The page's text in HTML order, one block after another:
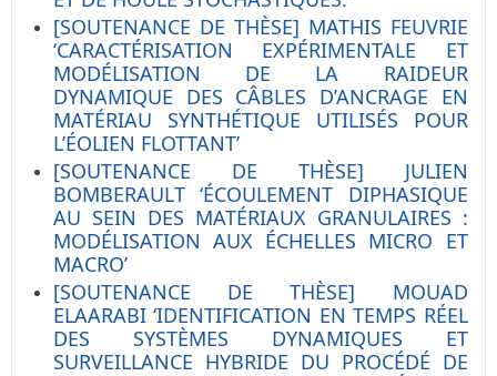
[SOUTENANCE DE THÈSE] MATHIS FEUVRIE
‘CARACTÉRISATION EXPÉRIMENTALE ET
MODÉLISATION DE LA RAIDEUR
DYNAMIQUE DES CÂBLES D’ANCRAGE EN
MATÉRIAU SYNTHÉTIQUE UTILISÉS POUR
L’ÉOLIEN FLOTTANT’
[SOUTENANCE DE THÈSE] JULIEN
BOMBERAULT ‘ÉCOULEMENT DIPHASIQUE
AU SEIN DES MATÉRIAUX GRANULAIRES :
MODÉLISATION AUX ÉCHELLES MICRO ET
MACRO’
[SOUTENANCE DE THÈSE] MOUAD
ELAARABI ‘IDENTIFICATION EN TEMPS RÉEL
DES SYSTÈMES DYNAMIQUES ET
SURVEILLANCE HYBRIDE DU PROCÉDÉ DE